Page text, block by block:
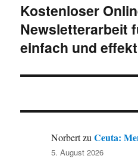
Nächster
Beitrag:
Kostenloser
Newsletterarbeit
einfach und
NorbertzuCeuta:
5. August 2026